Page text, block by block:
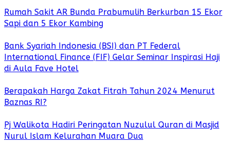
Rumah Sakit AR Bunda Prabumulih Berkurban 15 Ekor
Sapi dan 5 Ekor Kambing
Bank Syariah Indonesia (BSI) dan PT Federal
International Finance (FIF) Gelar Seminar Inspirasi Haji
di Aula Fave Hotel
Berapakah Harga Zakat Fitrah Tahun 2024 Menurut
Baznas RI?
Pj Walikota Hadiri Peringatan Nuzulul Quran di Masjid
Nurul Islam Kelurahan Muara Dua